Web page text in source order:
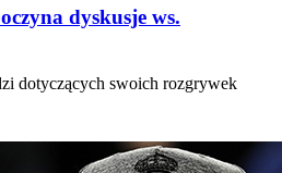
dyskusje ws.
dotyczących swoich rozgrywek